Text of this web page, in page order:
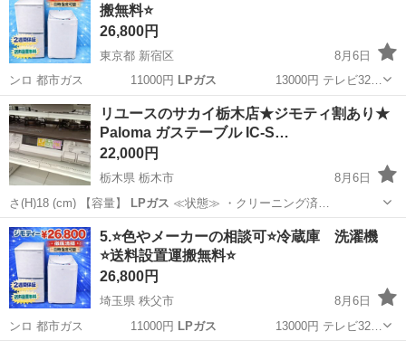
搬無料⭐️
26,800円
東京都 新宿区
8月6日
ンロ 都市ガス 11000円 LPガス 13000円 テレビ32…
東京 新宿区 キッチン家電 新生活
リユースのサカイ栃木店★ジモティ割あり★
Paloma ガステーブル IC-S…
22,000円
栃木県 栃木市
8月6日
さ(H)18 (cm) 【容量】
LPガス ≪状態≫ ・クリーニング済…
栃木 栃木市 調理器具
5.⭐️色やメーカーの相談可⭐️冷蔵庫 洗濯機
⭐️送料設置運搬無料⭐️
26,800円
埼玉県 秩父市
8月6日
ンロ 都市ガス 11000円 LPガス 13000円 テレビ32…